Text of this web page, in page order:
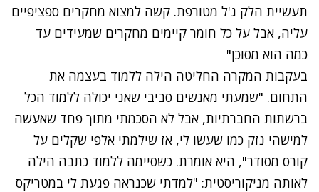
תעשיית הלק ג'ל מטורפת. קשה למצוא מחקרים ספציפיים
עליה, אבל על כל חומר קיימים מחקרים שמעידים עד
כמה הוא מסוכן"
בעקבות המקרה החליטה הילה ללמוד בעצמה את
התחום. "שמעתי מאנשים סביבי שאני יכולה ללמוד הכל
ברשתות החברתיות, אבל לא הסכמתי מתוך פחד שאעשה
למישהי נזק כמו שעשו לי, אז שילמתי אלפי שקלים על
קורס מסודר", היא אומרת. כשסיימה ללמוד כתבה הילה
לאותה מניקוריסטית: "למדתי שכנראה פגעת לי במטריקס